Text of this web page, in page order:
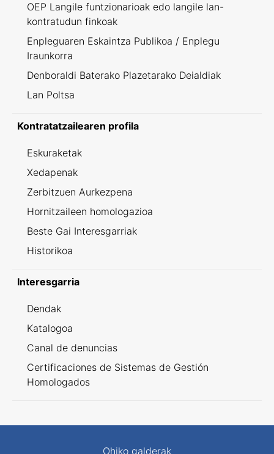
OEP Langile funtzionarioak edo langile lan-
kontratudun finkoak
Enpleguaren Eskaintza Publikoa / Enplegu
Iraunkorra
Denboraldi Baterako Plazetarako Deialdiak
Lan Poltsa
Kontratatzailearen profila
Eskuraketak
Xedapenak
Zerbitzuen Aurkezpena
Hornitzaileen homologazioa
Beste Gai Interesgarriak
Historikoa
Interesgarria
Dendak
Katalogoa
Canal de denuncias
Certificaciones de Sistemas de Gestión
Homologados
Ohiko galderak